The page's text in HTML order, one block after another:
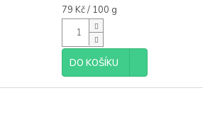
Měrná
cena:
79 Kč / 100 g
DO KOŠÍKU